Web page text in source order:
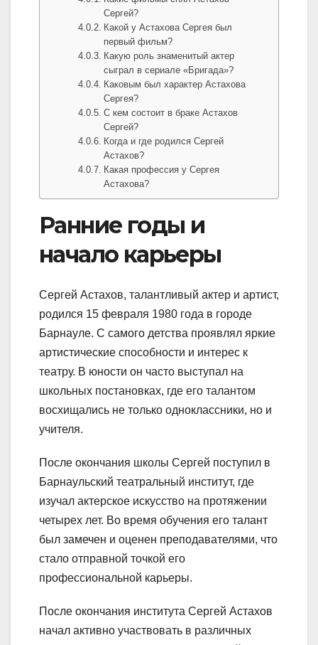
Сергей?
Какой у Астахова Сергея был
первый фильм?
Какую роль знаменитый актер
сыграл в сериале «Бригада»?
Каковым был характер Астахова
Сергея?
С кем состоит в браке Астахов
Сергей?
Когда и где родился Сергей
Астахов?
Какая профессия у Сергея
Астахова?
Ранние годы и
начало карьеры
Сергей Астахов, талантливый актер и артист,
родился 15 февраля 1980 года в городе
Барнауле. С самого детства проявлял яркие
артистические способности и интерес к
театру. В юности он часто выступал на
школьных постановках, где его талантом
восхищались не только одноклассники, но и
учителя.
После окончания школы Сергей поступил в
Барнаульский театральный институт, где
изучал актерское искусство на протяжении
четырех лет. Во время обучения его талант
был замечен и оценен преподавателями, что
стало отправной точкой его
профессиональной карьеры.
После окончания института Сергей Астахов
начал активно участвовать в различных